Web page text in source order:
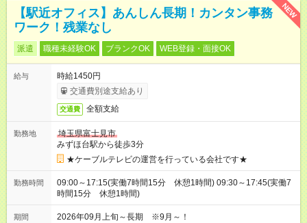
NEW
【駅近オフィス】あんしん長期！カンタン事務
ワーク！残業なし
派遣 職種未経験OK ブランクOK WEB登録・面接OK
給与
時給1450円
交通費別途支給あり
交通費 全額支給
勤務地
埼玉県富士見市
みずほ台駅から徒歩3分
★ケーブルテレビの運営を行っている会社です★
勤務時間
09:00～17:15(実働7時間15分 休憩1時間) 09:30～17:45(実働7
時間15分 休憩1時間)
期間 2026年09月上旬～長期 ※9月～！